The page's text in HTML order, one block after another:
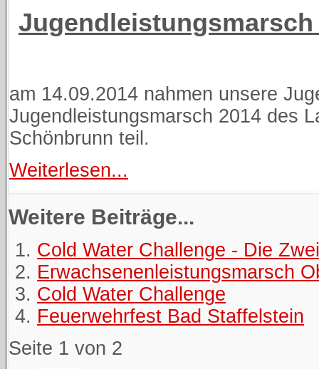
am 14.09.2014 nahmen unsere
Jugendleistungsmarsch 2014 des
Schönbrunn teil.
Weiterlesen...
Weitere Beiträge...
Cold Water Challenge - Die
Erwachsenenleistungsmarsch
Cold Water Challenge
Feuerwehrfest Bad Staffelstein
Seite 1 von 2